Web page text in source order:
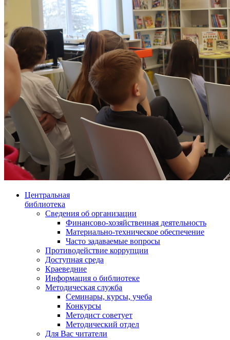
Центральная
библиотека
Сведения об организации
Финансово-хозяйственная деятельность
Материально-техническое обеспечение
Часто задаваемые вопросы
Противодействие коррупции
Доступная среда
Краеведние
Информация о библиотеке
Методическая служба
Семинары, курсы, учеба
Конкурсы
Методист советует
Методический отдел
Для Вас читатели